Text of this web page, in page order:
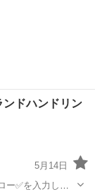
ドハンドリン
5月14日
✅を入力して